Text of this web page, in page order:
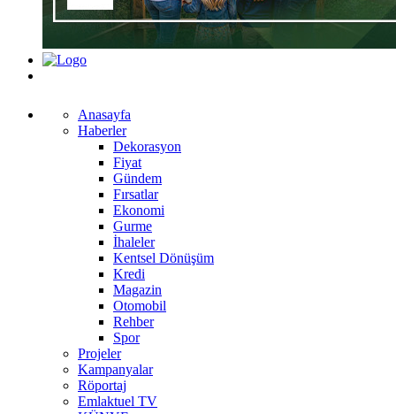
Anasayfa
Haberler
Dekorasyon
Fiyat
Gündem
Fırsatlar
Ekonomi
Gurme
İhaleler
Kentsel Dönüşüm
Kredi
Magazin
Otomobil
Rehber
Spor
Projeler
Kampanyalar
Röportaj
Emlaktuel TV